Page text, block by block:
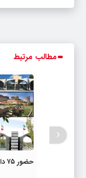
مطالب مرتبط
حضور ۷۵ دانشگاه ایرانی در تایمز ۲۰۲۷
‹